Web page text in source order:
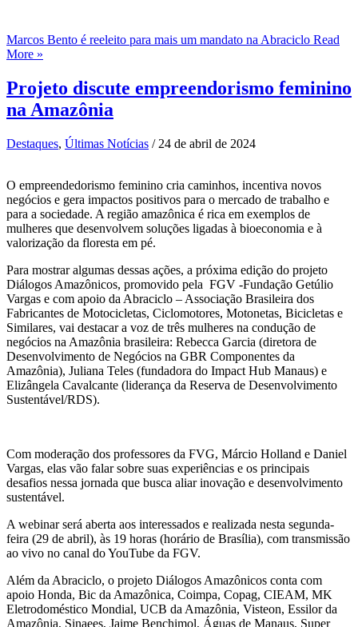
Marcos Bento é reeleito para mais um mandato na Abraciclo Read
More »
Projeto discute empreendorismo feminino
na Amazônia
Destaques, Últimas Notícias / 24 de abril de 2024
O empreendedorismo feminino cria caminhos, incentiva novos
negócios e gera impactos positivos para o mercado de trabalho e
para a sociedade. A região amazônica é rica em exemplos de
mulheres que desenvolvem soluções ligadas à bioeconomia e à
valorização da floresta em pé.
Para mostrar algumas dessas ações, a próxima edição do projeto
Diálogos Amazônicos, promovido pela FGV -Fundação Getúlio
Vargas e com apoio da Abraciclo – Associação Brasileira dos
Fabricantes de Motocicletas, Ciclomotores, Motonetas, Bicicletas e
Similares, vai destacar a voz de três mulheres na condução de
negócios na Amazônia brasileira: Rebecca Garcia (diretora de
Desenvolvimento de Negócios na GBR Componentes da
Amazônia), Juliana Teles (fundadora do Impact Hub Manaus) e
Elizângela Cavalcante (liderança da Reserva de Desenvolvimento
Sustentável/RDS).
Com moderação dos professores da FVG, Márcio Holland e Daniel
Vargas, elas vão falar sobre suas experiências e os principais
desafios nessa jornada que busca aliar inovação e desenvolvimento
sustentável.
A webinar será aberta aos interessados e realizada nesta segunda-
feira (29 de abril), às 19 horas (horário de Brasília), com transmissão
ao vivo no canal do YouTube da FGV.
Além da Abraciclo, o projeto Diálogos Amazônicos conta com
apoio Honda, Bic da Amazônica, Coimpa, Copag, CIEAM, MK
Eletrodoméstico Mondial, UCB da Amazônia, Visteon, Essilor da
Amazônia, Sinaees, Jaime Benchimol, Águas de Manaus, Super